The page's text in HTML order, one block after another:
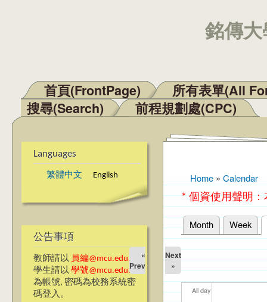
銘傳
Main menu
首頁(FrontPage)
所有表單(All
搜尋(Search)
前程規劃處(CPC)
Languages
繁體中文 English
公告事項
教師請以 員編@mcu.edu.tw
學生請以 學號@mcu.edu.tw
為帳號, 密碼為校務系統密
碼登入。
You are here
Home » Calendar
* 個資使用聲明
Primary tabs
Month Week
«
Prev
Next
»
All day